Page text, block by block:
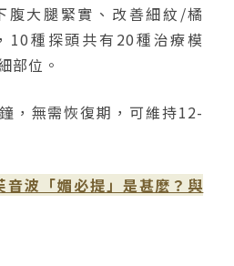
腹大腿緊實、改善細紋/橘
10種探頭共有20種治療模
部位。
，無需恢復期，可維持12-
音波「媚必提」是甚麼？與